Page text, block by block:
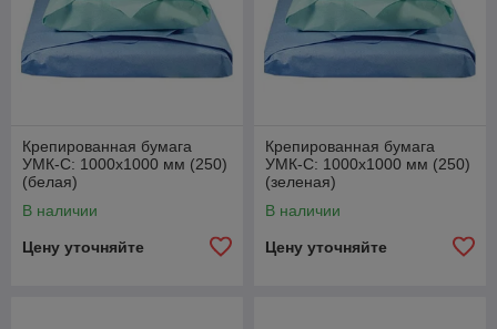
Крепированная бумага
УМК-С: 1000х1000 мм (250)
(белая)
В наличии
Цену уточняйте
Крепированная бумага
УМК-С: 1000х1000 мм (250)
(зеленая)
В наличии
Цену уточняйте